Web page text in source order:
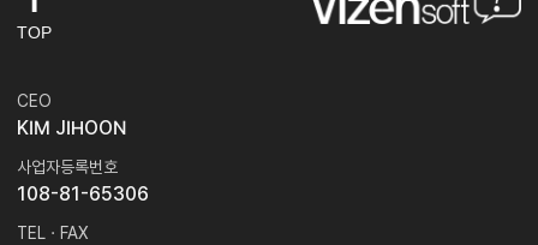
TOP
CEO
KIM JIHOON
사업자등록번호
108-81-65306
TEL · FAX